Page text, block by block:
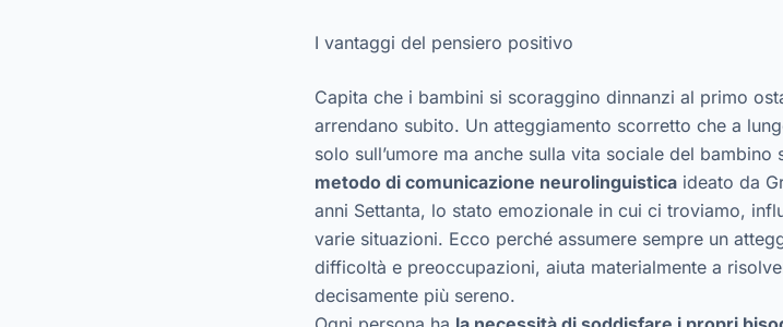
I vantaggi del pensiero positivo
Capita che i bambini si scoraggino dinnanzi al primo
arrendano subito. Un atteggiamento scorretto che a
solo sull’umore ma anche sulla vita sociale del
metodo di comunicazione neurolinguisticaideato da
anni Settanta, lo stato emozionale in cui ci troviamo,
varie situazioni. Ecco perché assumere sempre un
difficoltà e preoccupazioni, aiuta materialmente a
decisamente più sereno.